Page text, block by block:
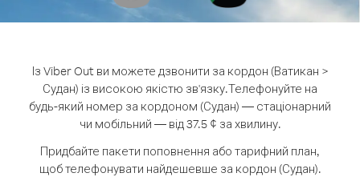
Із Viber Out ви можете дзвонити за кордон (Ватикан >
Судан) із високою якістю зв'язку.Телефонуйте на
будь-який номер за кордоном (Судан) — стаціонарний
чи мобільний — від 37.5 ¢ за хвилину.
Придбайте пакети поповнення або тарифний план,
щоб телефонувати найдешевше за кордон (Судан).